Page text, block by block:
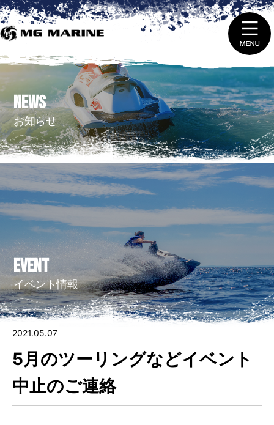
ニュース＆トピックス
2.船舶免許取得 ・ 免許証の更新と失効
3.販売（新艇＆中古艇）
4.レンタルをする
5.整備 ・ 修理を依頼する
6. 艇庫会員（マリーナ保管）に入会する
7.ゲレンデ会員（自宅保管）に入会する
8.ビジター（非会員）施設利用
9.フォトギャラリー
10. 会社情報
NEWS
お知らせ
EVENT
イベント情報
2021.05.07
5月のツーリングなどイベント
中止のご連絡